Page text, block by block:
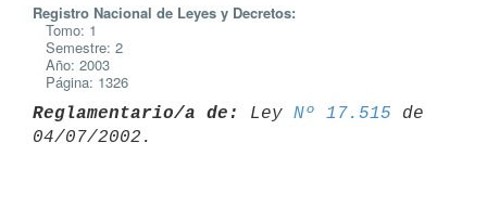
Registro Nacional de Leyes y Decretos:
Tomo: 1
Semestre: 2
Año: 2003
Página: 1326
Reglamentario/a de: Ley Nº 17.515 de